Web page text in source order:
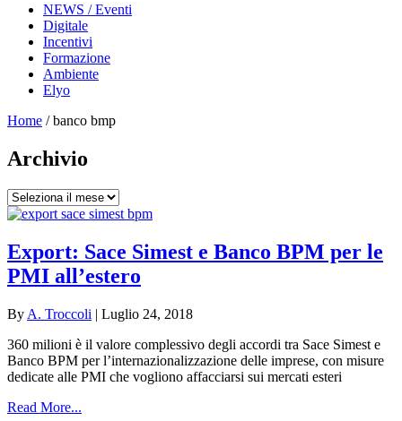
NEWS / Eventi
Digitale
Incentivi
Formazione
Ambiente
Elyo
Home /banco bmp
Archivio
Archivio
Export: Sace Simest e Banco BPM per le
PMI all’estero
By A. Troccoli | Luglio 24, 2018
360 milioni è il valore complessivo degli accordi tra Sace Simest e
Banco BPM per l’internazionalizzazione delle imprese, con misure
dedicate alle PMI che vogliono affacciarsi sui mercati esteri
Read More...